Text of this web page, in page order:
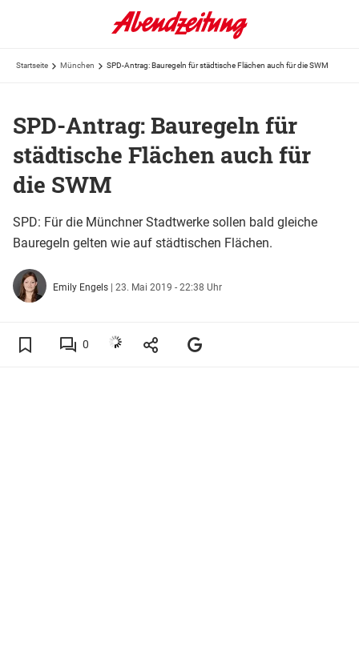
Startseite München SPD-Antrag: Bauregeln für städtische Flächen auch für die SWM
SPD-Antrag: Bauregeln für
städtische Flächen auch für
die SWM
SPD: Für die Münchner Stadtwerke sollen bald gleiche
Bauregeln gelten wie auf städtischen Flächen.
Emily Engels | 23. Mai 2019 - 22:38 Uhr
0